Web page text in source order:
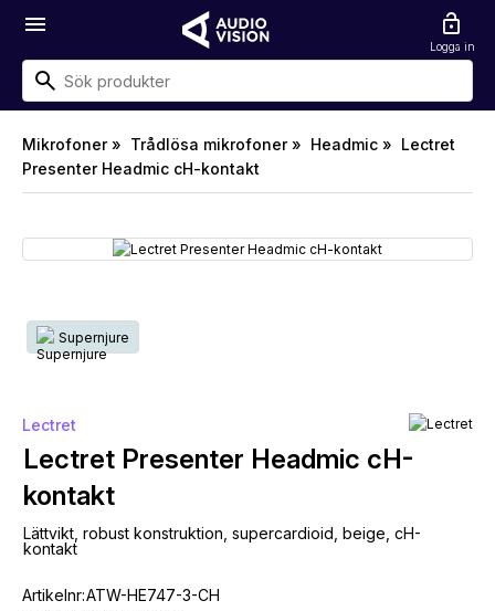
menu lock_open
Logga in
Mikrofoner » Trådlösa mikrofoner » Headmic » Lectret
Presenter Headmic cH-kontakt
Supernjure
Lectret
Lectret Presenter Headmic cH-
kontakt
Lättvikt, robust konstruktion, supercardioid, beige, cH-
kontakt
Artikelnr:ATW-HE747-3-CH